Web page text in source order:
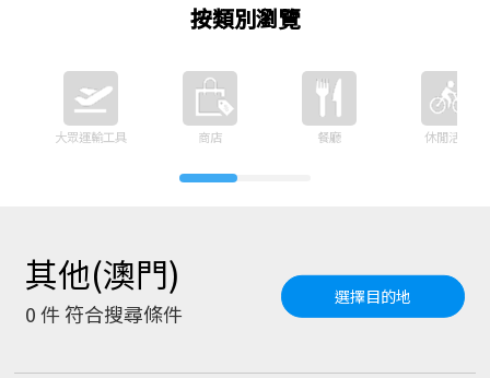
按類別瀏覽
大眾運輸工具 商店 餐廳 休閒活動
其他(澳門)
0件 符合搜尋條件
選擇目的地